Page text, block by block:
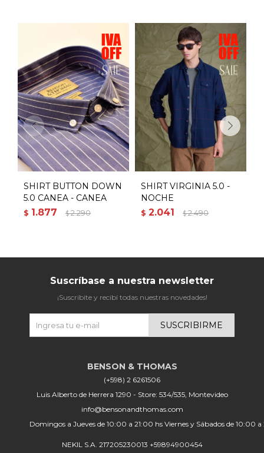
SHIRT BUTTON DOWN
5.0 CANEA - CANEA
$ 1.877 $ 2.290
SHIRT VIRGINIA 5.0 -
NOCHE
$ 2.041 $ 2.490
(+598) 2 6261506
Luis Alberto de Herrera 1290 - Store: 534/535, Montevideo
info@bensonandthomas.com
Domingos a Jueves de 10:00 a 21:00 hs Viernes y Sábados de 10:00
NEKIL S.A. 217205230013 +59894900454
Suscríbase a nuestra newsletter
¡Suscribite y recibí todas nuestras novedades!
SUSCRIBIRME